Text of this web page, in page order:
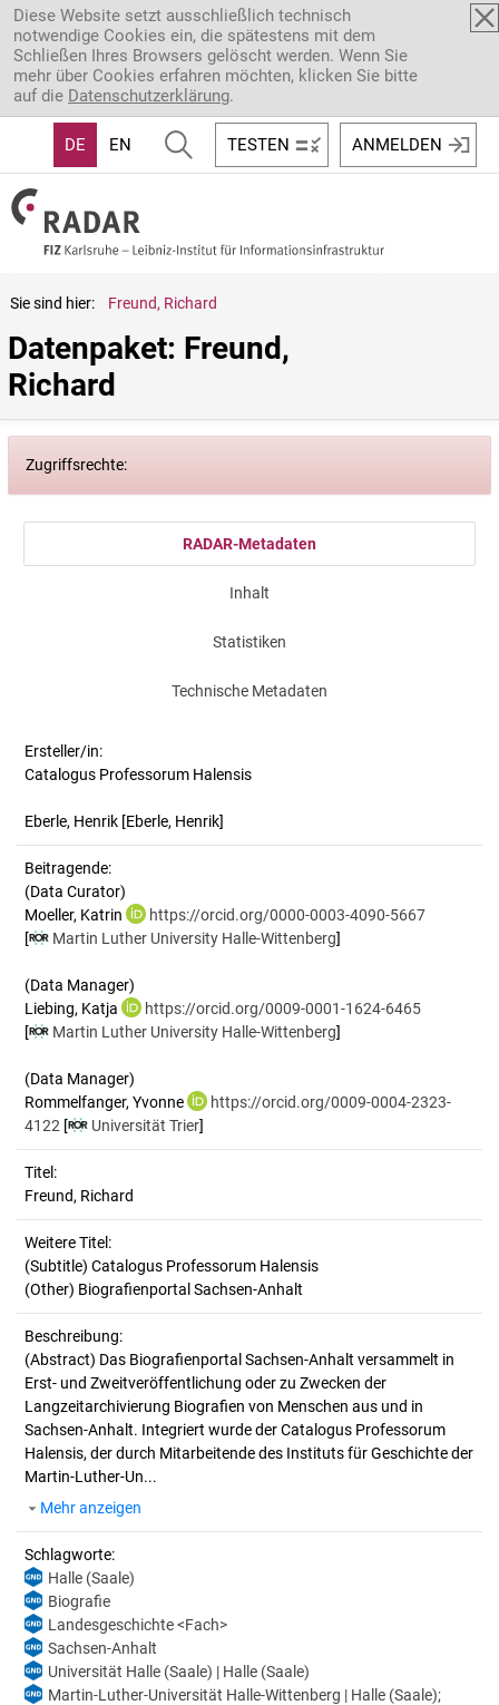
Direkt zum Inhalt
Diese Website setzt ausschließlich technisch
notwendige Cookies ein, die spätestens mit dem
Schließen Ihres Browsers gelöscht werden. Wenn Sie
mehr über Cookies erfahren möchten, klicken Sie bitte
auf die Datenschutzerklärung.
DE EN TESTEN ANMELDEN
Sie sind hier: Freund, Richard
Datenpaket: Freund,
Richard
Zugriffsrechte:
RADAR-Metadaten
Inhalt
Statistiken
Technische Metadaten
Ersteller/in:
Catalogus Professorum Halensis
Eberle, Henrik [Eberle, Henrik]
Beitragende:
(Data Curator)
Moeller, Katrin
https://orcid.org/0000-0003-4090-5667
[
Martin Luther University Halle-Wittenberg]
(Data Manager)
Liebing, Katja
https://orcid.org/0009-0001-1624-6465
[
Martin Luther University Halle-Wittenberg]
(Data Manager)
Rommelfanger, Yvonne
https://orcid.org/0009-0004-2323-
4122 [ Universität Trier]
Titel:
Freund, Richard
Weitere Titel:
(Subtitle) Catalogus Professorum Halensis
(Other) Biografienportal Sachsen-Anhalt
Beschreibung:
(Abstract) Das Biografienportal Sachsen-Anhalt versammelt in
Erst- und Zweitveröffentlichung oder zu Zwecken der
Langzeitarchivierung Biografien von Menschen aus und in
Sachsen-Anhalt. Integriert wurde der Catalogus Professorum
Halensis, der durch Mitarbeitende des Instituts für Geschichte der
Martin-Luther-Un...
Mehr anzeigen
Schlagworte:
Halle (Saale)
Biografie
Landesgeschichte <Fach>
Sachsen-Anhalt
Universität Halle (Saale) | Halle (Saale)
Martin-Luther-Universität Halle-Wittenberg | Halle (Saale);